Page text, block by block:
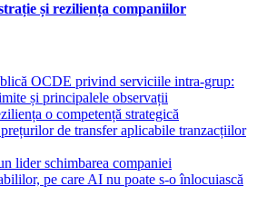
și reziliența companiilor
OCDE privind serviciile intra-grup:
și principalele observații
o competență strategică
de transfer aplicabile tranzacțiilor
lider schimbarea companiei
pe care AI nu poate s-o înlocuiască